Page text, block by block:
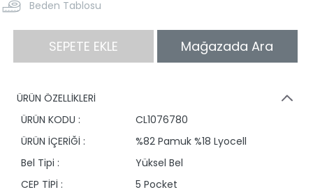
Beden Tablosu
SEPETE EKLE Mağazada Ara
ÜRÜN ÖZELLİKLERİ
ÜRÜN KODU :
CL1076780
ÜRÜN İÇERİĞİ :
%82 Pamuk %18 Lyocell
Bel Tipi :
Yüksel Bel
CEP TİPİ :
5 Pocket